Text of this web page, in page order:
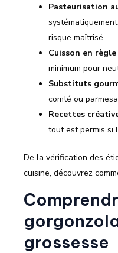
Pasteurisation
risque maîtrisé.
Cuisson en règle
minimum pour
Substituts
comté ou
Recettes
tout est permis si
De la vérification des
cuisine, découvrez
grossesse